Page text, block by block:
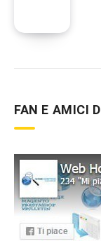
FAN E AMICI